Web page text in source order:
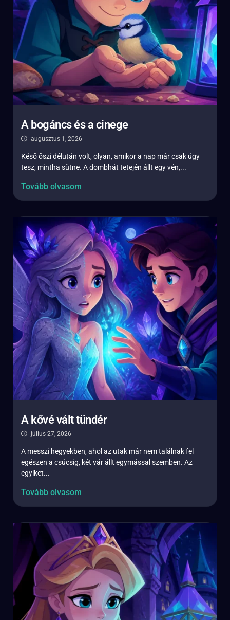
A bogáncs és a cinege
augusztus 1, 2026
Késő őszi délután volt, olyan, amikor a nap már csak úgy
tesz, mintha sütne. A dombhát tetején állt egy vén,...
Tovább olvasom
A kővé vált tündér
július 27, 2026
A messzi hegyekben, ahol az utak már nem találnak fel
egészen a csúcsig, két vár állt egymással szemben. Az
egyiket...
Tovább olvasom